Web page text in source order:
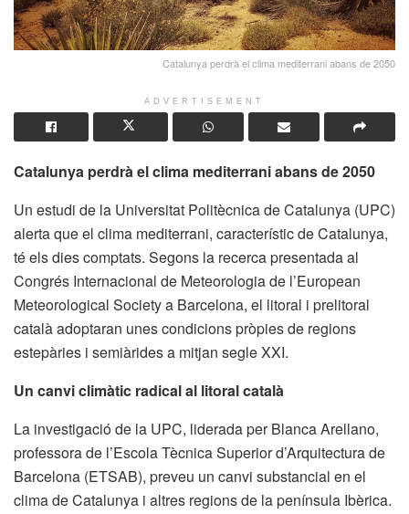
Catalunya perdrà el clima mediterrani abans de 2050
ADVERTISEMENT
Catalunya perdrà el clima mediterrani abans de 2050
Un estudi de la Universitat Politècnica de Catalunya (UPC)
alerta que el clima mediterrani, característic de Catalunya,
té els dies comptats. Segons la recerca presentada al
Congrés Internacional de Meteorologia de l’European
Meteorological Society a Barcelona, el litoral i prelitoral
català adoptaran unes condicions pròpies de regions
estepàries i semiàrides a mitjan segle XXI.
Un canvi climàtic radical al litoral català
La investigació de la UPC, liderada per Blanca Arellano,
professora de l’Escola Tècnica Superior d’Arquitectura de
Barcelona (ETSAB), preveu un canvi substancial en el
clima de Catalunya i altres regions de la península Ibèrica.